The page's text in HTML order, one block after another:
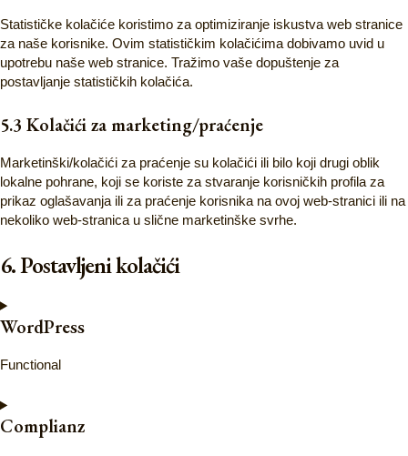
Statističke kolačiće koristimo za optimiziranje iskustva web stranice
za naše korisnike. Ovim statističkim kolačićima dobivamo uvid u
upotrebu naše web stranice. Tražimo vaše dopuštenje za
postavljanje statističkih kolačića.
5.3 Kolačići za marketing/praćenje
Marketinški/kolačići za praćenje su kolačići ili bilo koji drugi oblik
lokalne pohrane, koji se koriste za stvaranje korisničkih profila za
prikaz oglašavanja ili za praćenje korisnika na ovoj web-stranici ili na
nekoliko web-stranica u slične marketinške svrhe.
6. Postavljeni kolačići
WordPress
Functional
Complianz